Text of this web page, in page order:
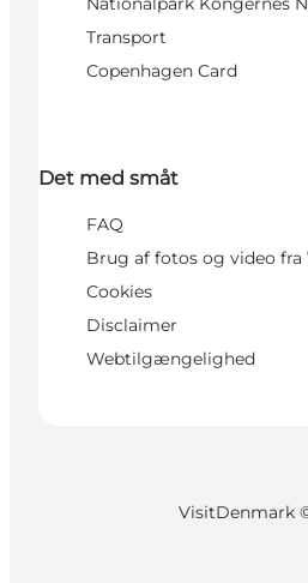
Transport
Copenhagen Card
Det med småt
FAQ
Brug af fotos og video
Cookies
Disclaimer
Webtilgængelighed
VisitDenmark